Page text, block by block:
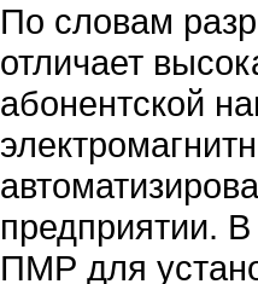
По словам
отличает
абонентской
предприятии. В
ПМР для